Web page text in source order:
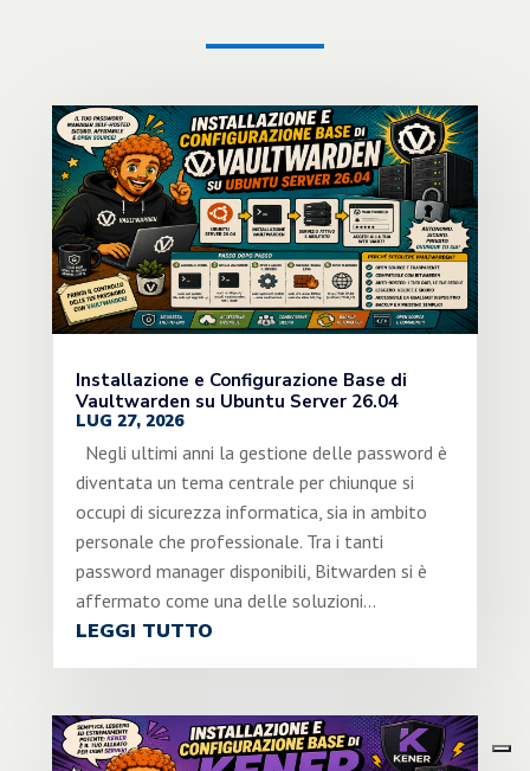
Installazione e Configurazione Base di
Vaultwarden su Ubuntu Server 26.04
LUG 27, 2026
Negli ultimi anni la gestione delle password è
diventata un tema centrale per chiunque si
occupi di sicurezza informatica, sia in ambito
personale che professionale. Tra i tanti
password manager disponibili, Bitwarden si è
affermato come una delle soluzioni...
LEGGI TUTTO